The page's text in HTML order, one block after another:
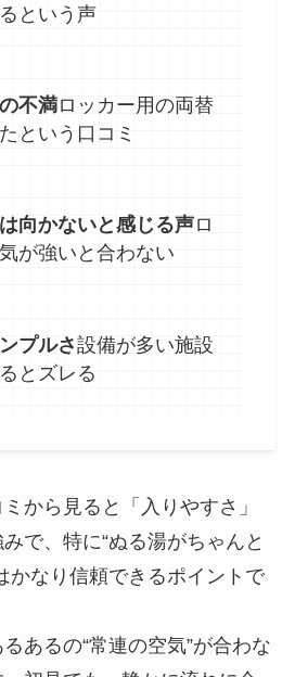
という声
不満ロッカー用の両替
という口コミ
向かないと感じる声ロ
が強いと合わない
プルさ設備が多い施設
とズレる
から見ると「入りやすさ」
で、特に“ぬる湯がちゃんと
かなり信頼できるポイントで
あるの“常連の空気”が合わな